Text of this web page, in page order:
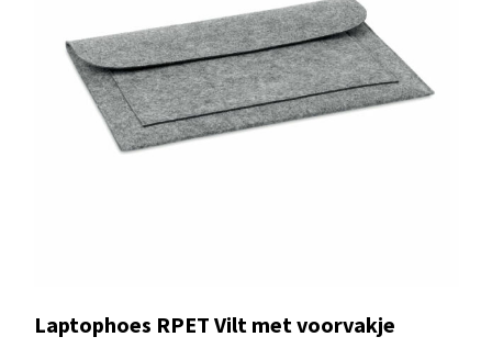
Laptophoes RPET Vilt met voorvakje